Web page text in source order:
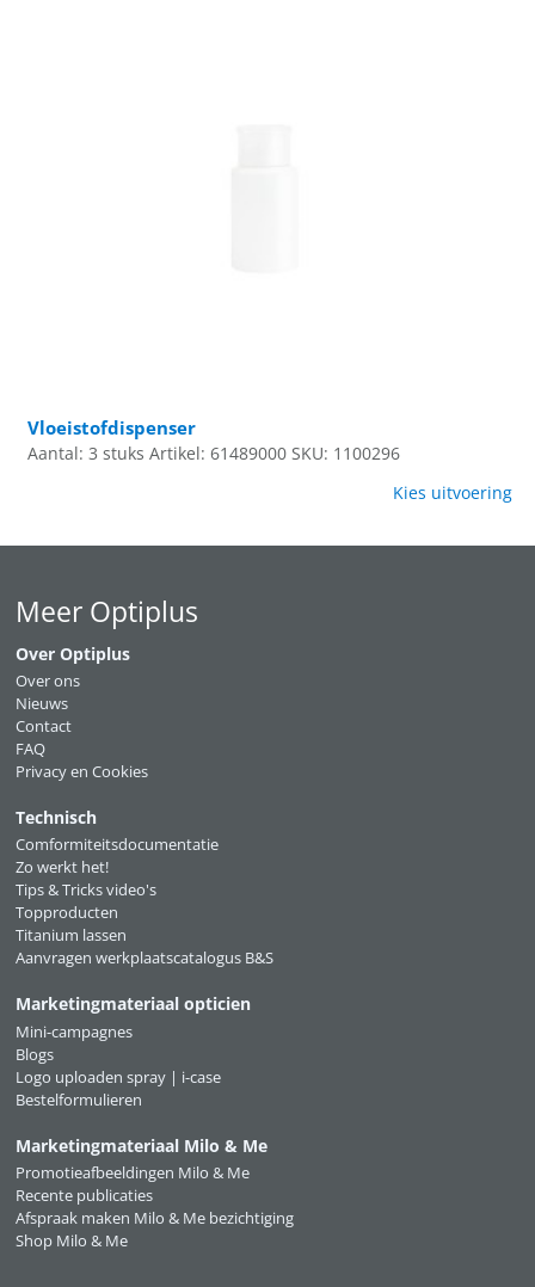
Vloeistofdispenser
Aantal: 3 stuks Artikel: 61489000 SKU: 1100296
Kies uitvoering
Meer Optiplus
Over Optiplus
Over ons
Nieuws
Contact
FAQ
Privacy en Cookies
Technisch
Comformiteitsdocumentatie
Zo werkt het!
Tips & Tricks video's
Topproducten
Titanium lassen
Aanvragen werkplaatscatalogus B&S
Marketingmateriaal opticien
Mini-campagnes
Blogs
Logo uploaden spray | i-case
Bestelformulieren
Marketingmateriaal Milo & Me
Promotieafbeeldingen Milo & Me
Recente publicaties
Afspraak maken Milo & Me bezichtiging
Shop Milo & Me